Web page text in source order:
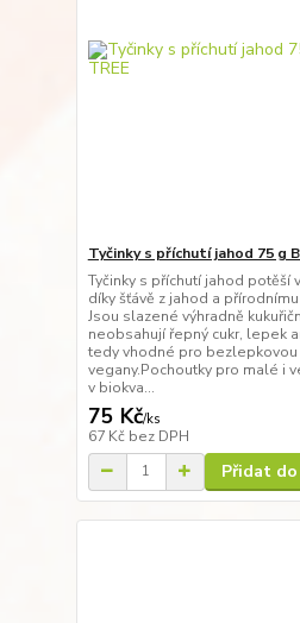
Tyčinky s příchutí jahod 75 g
Tyčinky s příchutí jahod potěší
díky šťávě z jahod a
Jsou slazené výhradně
neobsahují řepný cukr, lepek
tedy vhodné pro
vegany.Pochoutky pro malé i
v biokva...
75 Kč/ks
67 Kč bez DPH
Přidat